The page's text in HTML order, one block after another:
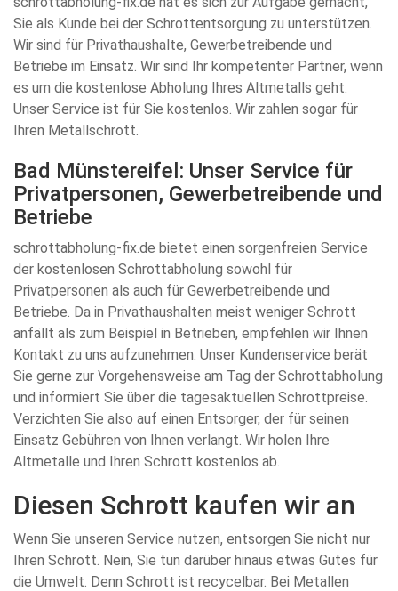
Sie als Kunde bei der Schrottentsorgung zu unterstützen.
Wir sind für Privathaushalte, Gewerbetreibende und
Betriebe im Einsatz. Wir sind Ihr kompetenter Partner, wenn
es um die kostenlose Abholung Ihres Altmetalls geht.
Unser Service ist für Sie kostenlos. Wir zahlen sogar für
Ihren Metallschrott.
Bad Münstereifel: Unser Service für
Privatpersonen, Gewerbetreibende und
Betriebe
schrottabholung-fix.de bietet einen sorgenfreien Service
der kostenlosen Schrottabholung sowohl für
Privatpersonen als auch für Gewerbetreibende und
Betriebe. Da in Privathaushalten meist weniger Schrott
anfällt als zum Beispiel in Betrieben, empfehlen wir Ihnen
Kontakt zu uns aufzunehmen. Unser Kundenservice berät
Sie gerne zur Vorgehensweise am Tag der Schrottabholung
und informiert Sie über die tagesaktuellen Schrottpreise.
Verzichten Sie also auf einen Entsorger, der für seinen
Einsatz Gebühren von Ihnen verlangt. Wir holen Ihre
Altmetalle und Ihren Schrott kostenlos ab.
Diesen Schrott kaufen wir an
Wenn Sie unseren Service nutzen, entsorgen Sie nicht nur
Ihren Schrott. Nein, Sie tun darüber hinaus etwas Gutes für
die Umwelt. Denn Schrott ist recycelbar. Bei Metallen